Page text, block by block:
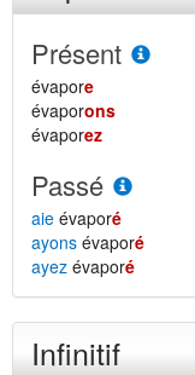
Présent
évapore
évaporons
évaporez
Passé
aie évaporé
ayons évaporé
ayez évaporé
Infinitif